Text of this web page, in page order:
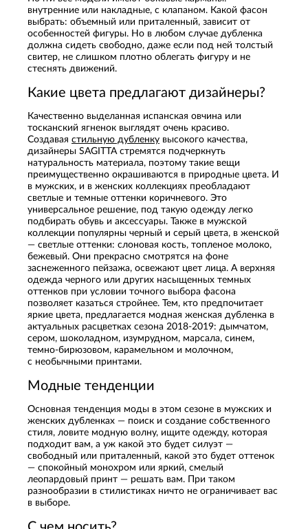
внутренние или накладные, с клапаном. Какой фасон
выбрать: объемный или приталенный, зависит от
особенностей фигуры. Но в любом случае дубленка
должна сидеть свободно, даже если под ней толстый
свитер, не слишком плотно облегать фигуру и не
стеснять движений.
Какие цвета предлагают дизайнеры?
Качественно выделанная испанская овчина или
тосканский ягненок выглядят очень красиво.
Создавая стильную дубленку высокого качества,
дизайнеры SAGITTA стремятся подчеркнуть
натуральность материала, поэтому такие вещи
преимущественно окрашиваются в природные цвета. И
в мужских, и в женских коллекциях преобладают
светлые и темные оттенки коричневого. Это
универсальное решение, под такую одежду легко
подбирать обувь и аксессуары. Также в мужской
коллекции популярны черный и серый цвета, в женской
— светлые оттенки: слоновая кость, топленое молоко,
бежевый. Они прекрасно смотрятся на фоне
заснеженного пейзажа, освежают цвет лица. А верхняя
одежда черного или других насыщенных темных
оттенков при условии точного выбора фасона
позволяет казаться стройнее. Тем, кто предпочитает
яркие цвета, предлагается модная женская дубленка в
актуальных расцветках сезона 2018-2019: дымчатом,
сером, шоколадном, изумрудном, марсала, синем,
темно-бирюзовом, карамельном и молочном,
с необычными принтами.
Модные тенденции
Основная тенденция моды в этом сезоне в мужских и
женских дубленках — поиск и создание собственного
стиля, ловите модную волну, ищите одежду, которая
подходит вам, а уж какой это будет силуэт —
свободный или приталенный, какой это будет оттенок
— спокойный монохром или яркий, смелый
леопардовый принт — решать вам. При таком
разнообразии в стилистиках ничто не ограничивает вас
в выборе.